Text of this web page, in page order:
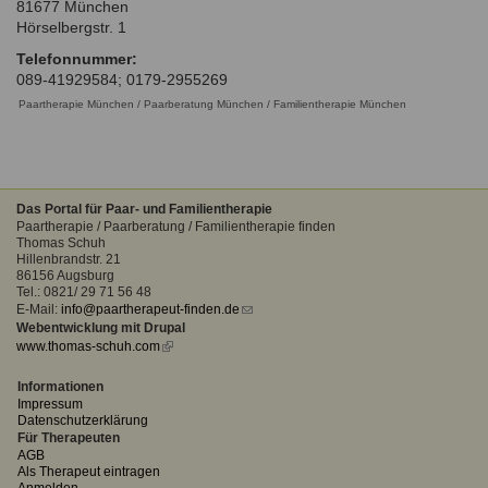
Qualitätssicherung
Qualität unserer Therapeuten
Familienthemen
Systemischer Ansatz
Seminare und Kurse
Fortbildungen
Ausbildungsinstitute
Information über Qualifikation
Liste der Fachverbände
Passwort*
vergessen?
Anmelden
Sitemap
Links
Formular zur Registrierung
81677 München
Hörselbergstr. 1
Telefonnummer:
089-41929584; 0179-2955269
Paartherapie München / Paarberatung München / Familientherapie München
Das Portal für Paar- und Familientherapie
Paartherapie / Paarberatung / Familientherapie finden
Thomas Schuh
Hillenbrandstr. 21
86156 Augsburg
Tel.: 0821/ 29 71 56 48
E-Mail: info@paartherapeut-finden.de (link
Webentwicklung mit Drupal
www.thomas-schuh.com(link
Informationen
Impressum
Datenschutzerklärung
Für Therapeuten
AGB
Als Therapeut eintragen